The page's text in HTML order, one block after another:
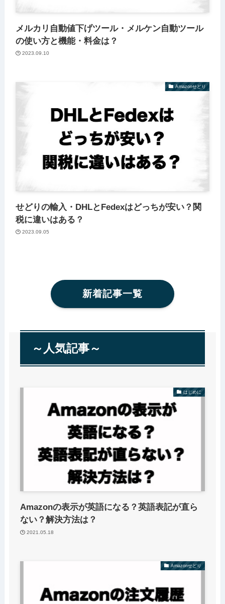
メルカリ自動値下げツール・メルケン自動ツール
の使い方と機能・料金は？
2023.09.10
Amazonせどり
せどりの輸入・DHLとFedexはどっちが安い？関
税に違いはある？
2023.09.05
新着記事一覧
～人気記事～
はじめに
Amazonの表示が英語になる？英語表記が直ら
ない？解決方法は？
2021.05.18
Amazonせどり